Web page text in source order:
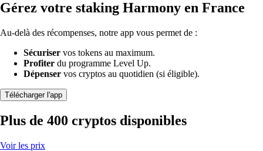
Gérez votre staking Harmony en France
Au-delà des récompenses, notre app vous permet de :
Sécuriser vos tokens au maximum.
Profiter du programme Level Up.
Dépenser vos cryptos au quotidien (si éligible).
Télécharger l'app
Plus de 400 cryptos disponibles
Voir les prix